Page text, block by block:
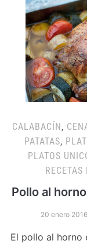
CALABACÍN,
PATATAS,
PLATOS
RECETAS
Pollo al
20 enero 2016
El pollo al horno